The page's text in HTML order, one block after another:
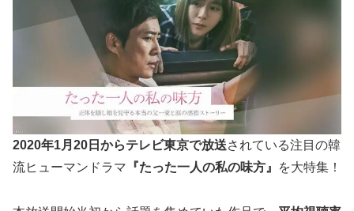
2020年1月20日からテレビ東京で放送されている注目の韓
流ヒューマンドラマ 『たった一人の私の味方』 を大特集！